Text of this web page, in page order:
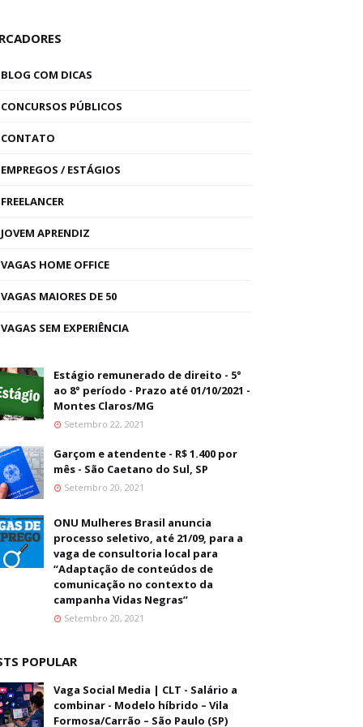
BLOG COM DICAS
CONCURSOS PÚBLICOS
CONTATO
EMPREGOS / ESTÁGIOS
FREELANCER
JOVEM APRENDIZ
VAGAS HOME OFFICE
VAGAS MAIORES DE 50
VAGAS SEM EXPERIÊNCIA
Estágio remunerado de direito - 5°
ao 8° período - Prazo até 01/10/2021 -
Montes Claros/MG
Setembro 22, 2021
Garçom e atendente - R$ 1.400 por
mês - São Caetano do Sul, SP
Setembro 20, 2021
ONU Mulheres Brasil anuncia
processo seletivo, até 21/09, para a
vaga de consultoria local para
“Adaptação de conteúdos de
comunicação no contexto da
campanha Vidas Negras”
Setembro 20, 2021
POPULAR
Vaga Social Media | CLT - Salário a
combinar - Modelo híbrido – Vila
Formosa/Carrão – São Paulo (SP)